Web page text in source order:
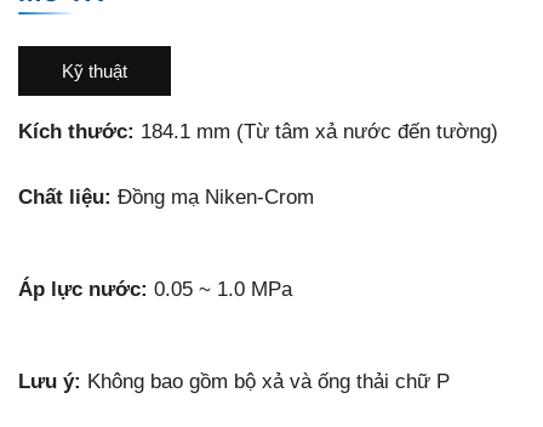
Kỹ thuật
Kích thước: 184.1 mm (Từ tâm xả nước đến tường)
Chất liệu: Đồng mạ Niken-Crom
Áp lực nước: 0.05 ~ 1.0 MPa
Lưu ý: Không bao gồm bộ xả và ống thải chữ P